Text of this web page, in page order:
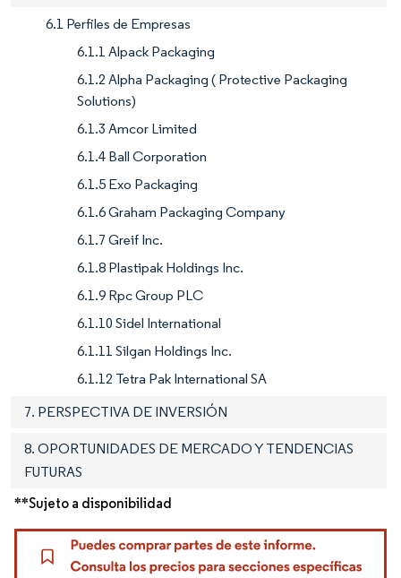
6.1 Perfiles de Empresas
6.1.1 Alpack Packaging
6.1.2 Alpha Packaging ( Protective Packaging
Solutions)
6.1.3 Amcor Limited
6.1.4 Ball Corporation
6.1.5 Exo Packaging
6.1.6 Graham Packaging Company
6.1.7 Greif Inc.
6.1.8 Plastipak Holdings Inc.
6.1.9 Rpc Group PLC
6.1.10 Sidel International
6.1.11 Silgan Holdings Inc.
6.1.12 Tetra Pak International SA
7. PERSPECTIVA DE INVERSIÓN
8. OPORTUNIDADES DE MERCADO Y TENDENCIAS
FUTURAS
**Sujeto a disponibilidad